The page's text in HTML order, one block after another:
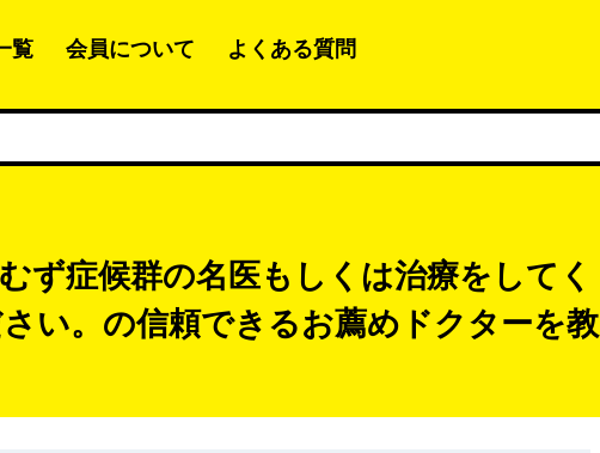
覧 会員について よくある質問
ず症候群の名医もしくは治療をしてく
い。の信頼できるお薦めドクターを教